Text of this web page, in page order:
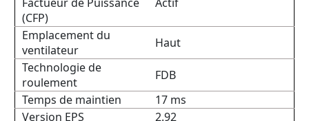
(CFP)
Emplacement du
ventilateur
Haut
Technologie de
roulement
FDB
Temps de maintien
17 ms
Version EPS
2.92